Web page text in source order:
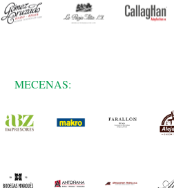
MECENAS: